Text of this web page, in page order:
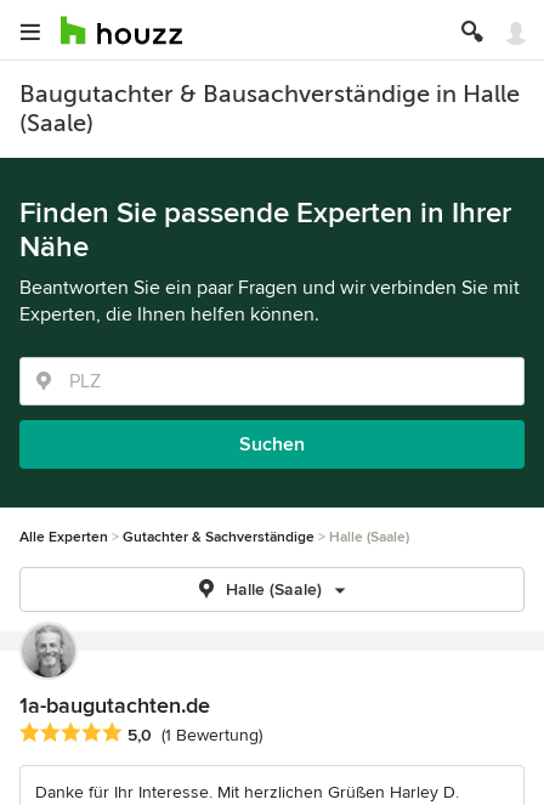
Baugutachter & Bausachverständige in Halle
(Saale)
Finden Sie passende Experten in Ihrer
Nähe
Beantworten Sie ein paar Fragen und wir verbinden Sie mit
Experten, die Ihnen helfen können.
Suchen
Alle Experten Gutachter & Sachverständige Halle (Saale)
Halle (Saale)
1a-baugutachten.de
Durchschnittliche Bewertung: 5 von 5 Sternen
5,0 (1 Bewertung)
Danke für Ihr Interesse. Mit herzlichen Grüßen Harley D.